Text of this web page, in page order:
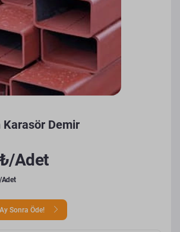
Karasör Demir
Adet
Adet
Sonra Öde!